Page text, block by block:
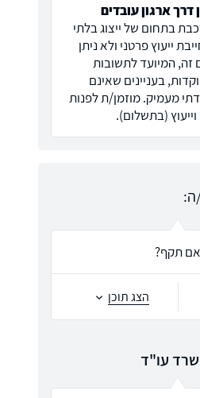
דרך ארגון עובדים
בתחום של ייצוג בלתי
ייעוץ פרטני ולא ניתן
זה, המיועד לתשובות
בעניינים שאינם
מעמיק. מוזמן/ת לפנות
(בתשלום).
תקף?
הצג תוכן
עו"ד